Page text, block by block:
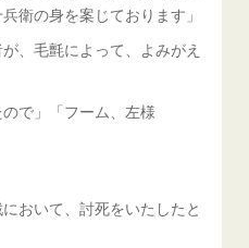
衛の身を案じております」
、毛氈によって、よみがえ
で」「フーム、左様
おいて、討死をいたしたと